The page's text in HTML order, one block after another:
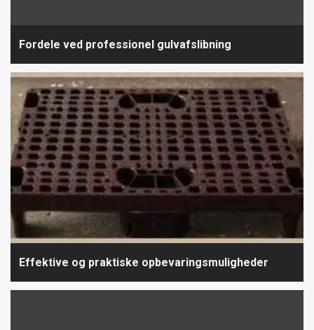
Fordele ved professionel gulvafslibning
Effektive og praktiske opbevaringsmuligheder